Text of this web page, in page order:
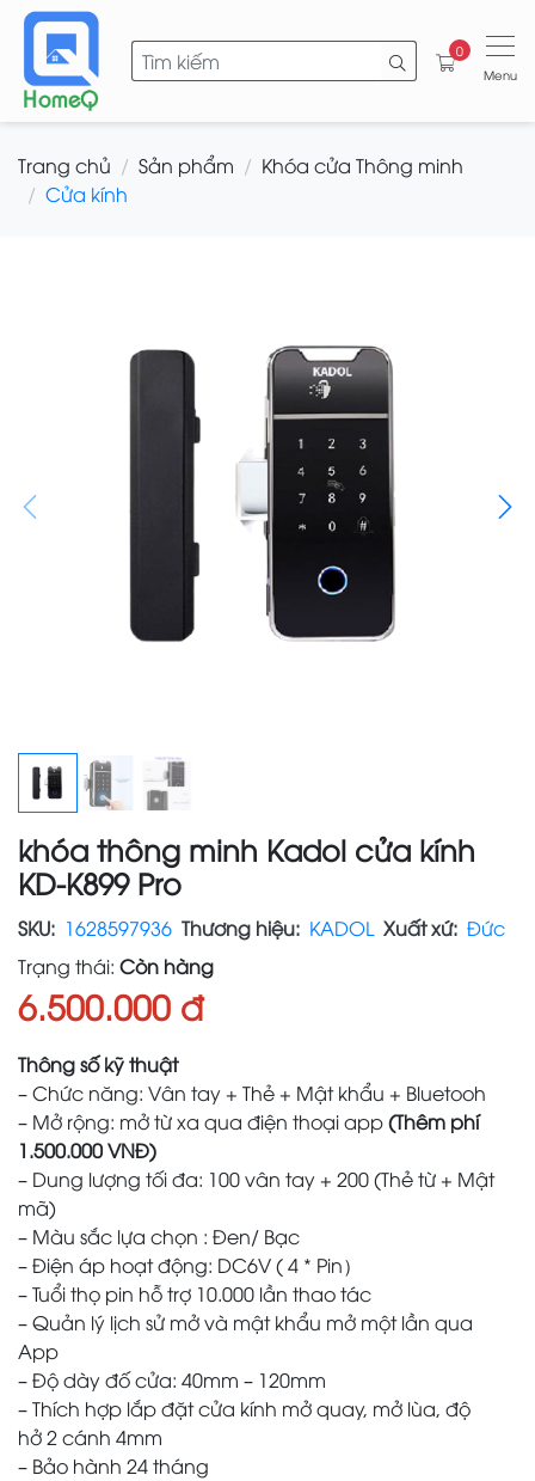
0
Menu
Trang chủ Sản phẩm
Khóa cửa Thông minh
Cửa kính
khóa thông minh Kadol cửa kính
KD-K899 Pro
SKU: 1628597936 Thương hiệu: KADOL Xuất xứ: Đức
Trạng thái: Còn hàng
6.500.000 đ
Thông số kỹ thuật
– Chức năng: Vân tay + Thẻ + Mật khẩu + Bluetooh
– Mở rộng: mở từ xa qua điện thoại app(Thêm phí
1.500.000 VNĐ)
– Dung lượng tối đa: 100 vân tay + 200 (Thẻ từ + Mật
mã)
– Màu sắc lựa chọn : Đen/ Bạc
– Điện áp hoạt động: DC6V ( 4 * Pin）
– Tuổi thọ pin hỗ trợ 10.000 lần thao tác
– Quản lý lịch sử mở và mật khẩu mở một lần qua
App
– Độ dày đố cửa: 40mm – 120mm
– Thích hợp lắp đặt cửa kính mở quay, mở lùa, độ
hở 2 cánh 4mm
– Bảo hành 24 tháng